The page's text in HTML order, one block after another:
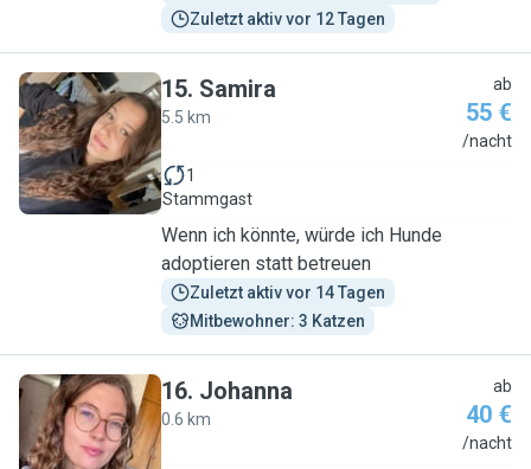
Zuletzt aktiv vor 12 Tagen
S
15. Samira
5.5 km
ab
55 €
/nacht
1
Stammgast
Wenn ich könnte, würde ich Hunde
adoptieren statt betreuen
Zuletzt aktiv vor 14 Tagen
Mitbewohner: 3 Katzen
J
16. Johanna
0.6 km
ab
40 €
/nacht